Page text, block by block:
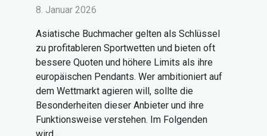
8. Januar 2026
Asiatische Buchmacher gelten als Schlüssel
zu profitableren Sportwetten und bieten oft
bessere Quoten und höhere Limits als ihre
europäischen Pendants. Wer ambitioniert auf
dem Wettmarkt agieren will, sollte die
Besonderheiten dieser Anbieter und ihre
Funktionsweise verstehen. Im Folgenden